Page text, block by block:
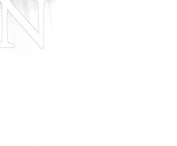
Girl [81P-801MB]-火
2025-05-09